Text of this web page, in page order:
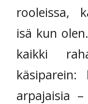
rooleissa,
isä kun
kaikki
käsiparein:
arpajaisia